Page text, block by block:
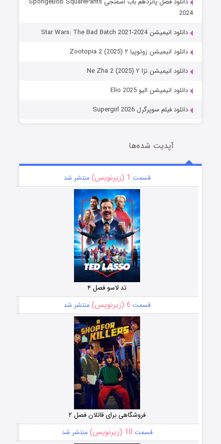
2024
دانلود انیمیشن Star Wars: The Bad Batch 2021-2024
دانلود انیمیشن زوتوپیا ۲ Zootopia 2 (2025)
دانلود انیمیشن نژا ۲ Ne Zha 2 (2025)
دانلود انیمیشن الیو Elio 2025
دانلود فیلم سوپرگرل Supergirl 2026
آپدیت شده‌ها
قسمت 1 (زیرنویس) منتشر شد
تد لاسو فصل ۴
قسمت 6 (زیرنویس) منتشر شد
فروشگاهی برای قاتلان فصل ۲
قسمت 10 (زیرنویس) منتشر شد